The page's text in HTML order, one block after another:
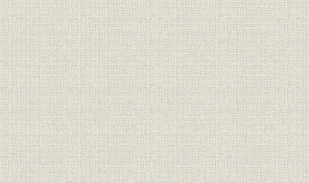
鉄道5000マイル祝賀会
第1節 組織
第1 鉄道庁の組織
1 鉄道会議の組織
第2 鉄道局の成立
1 鉄道庁の組織の推移
内務省から逓信省への移管